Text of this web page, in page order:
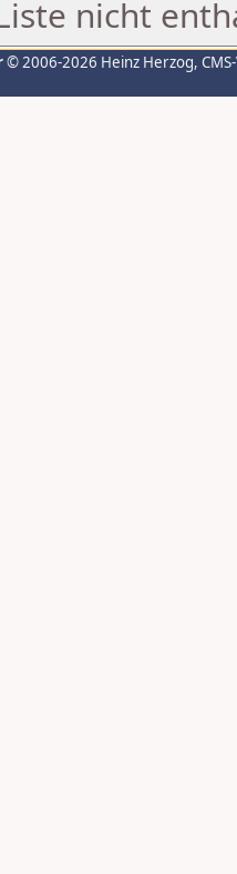
nicht
© 2006-2026 Heinz Herzog,